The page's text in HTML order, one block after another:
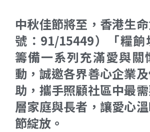
中秋佳節將至，香港生
號：91/15449）「糧餉
籌備一系列充滿愛與關
動，誠邀各界善心企業
助，攜手照顧社區中最
層家庭與長者，讓愛心
節綻放。